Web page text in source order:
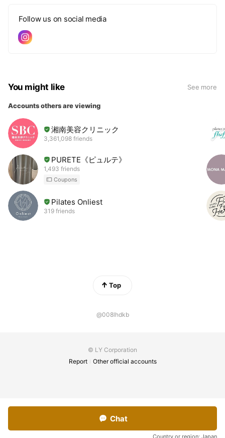
Follow us on social media
You might like See more
Accounts others are viewing
湘南美容クリニック
3,361,098 friends
PURETE《ピュルテ》
1,493 friends
Coupons
Pilates Onliest
319 friends
Top
@008lhdkb
© LY Corporation
Report
Other official accounts
Chat
Country or region: Japan